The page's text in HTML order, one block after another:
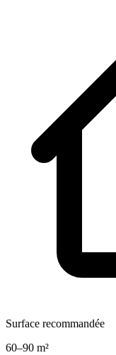
Surface recommandée
60–90 m²